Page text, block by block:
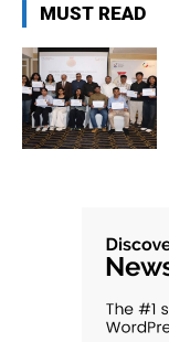
MUST READ